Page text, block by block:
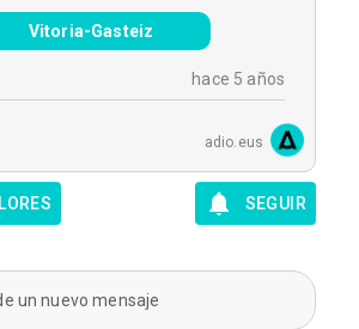
Vitoria-Gasteiz
hace 5 años
adio.eus
SEGUIR
un nuevo mensaje